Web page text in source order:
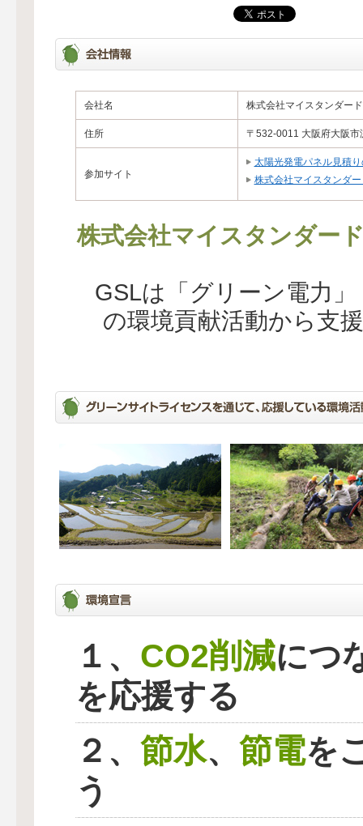
会社名 株式会社マイスタンダード
住所 〒532-0011 大阪府大阪
参加サイト
太陽光発電パネル見積
株式会社マイスタンダー
株式会社マイスタンダー
GSLは「グリーン電力
の環境貢献活動から支
１、 CO2削減につ
を応援する
２、 節水、 節電を
う